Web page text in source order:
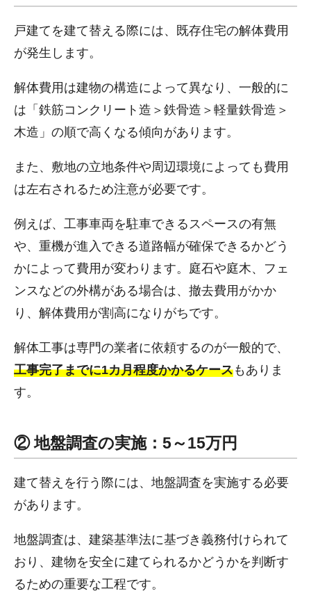
戸建てを建て替える際には、既存住宅の解体費用
が発生します。
解体費用は建物の構造によって異なり、一般的に
は「鉄筋コンクリート造＞鉄骨造＞軽量鉄骨造＞
木造」の順で高くなる傾向があります。
また、敷地の立地条件や周辺環境によっても費用
は左右されるため注意が必要です。
例えば、工事車両を駐車できるスペースの有無
や、重機が進入できる道路幅が確保できるかどう
かによって費用が変わります。庭石や庭木、フェ
ンスなどの外構がある場合は、撤去費用がかか
り、解体費用が割高になりがちです。
解体工事は専門の業者に依頼するのが一般的で、
工事完了までに1カ月程度かかるケースもありま
す。
② 地盤調査の実施：5～15万円
建て替えを行う際には、地盤調査を実施する必要
があります。
地盤調査は、建築基準法に基づき義務付けられて
おり、建物を安全に建てられるかどうかを判断す
るための重要な工程です。